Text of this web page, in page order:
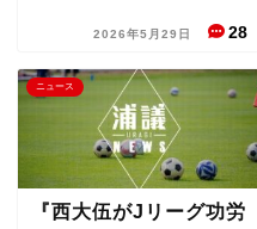
2026年5月29日 28
ニュース
『西大伍がJリーグ功労